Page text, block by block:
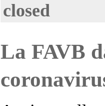
closed
La FAVB